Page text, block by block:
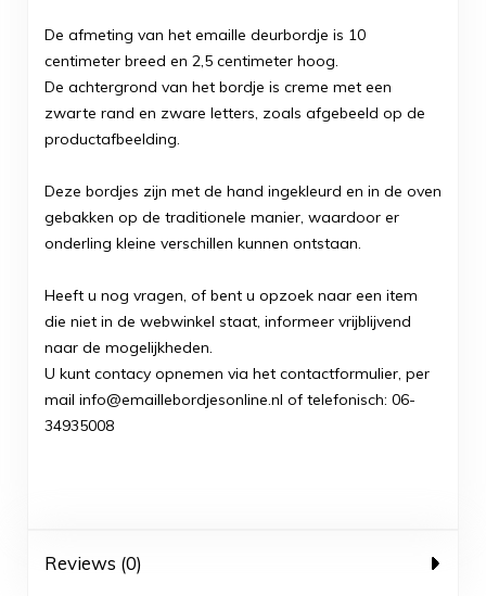
De afmeting van het emaille deurbordje is 10
centimeter breed en 2,5 centimeter hoog.
De achtergrond van het bordje is creme met een
zwarte rand en zware letters, zoals afgebeeld op de
productafbeelding.
Deze bordjes zijn met de hand ingekleurd en in de oven
gebakken op de traditionele manier, waardoor er
onderling kleine verschillen kunnen ontstaan.
Heeft u nog vragen, of bent u opzoek naar een item
die niet in de webwinkel staat, informeer vrijblijvend
naar de mogelijkheden.
U kunt contacy opnemen via het contactformulier, per
mail info@emaillebordjesonline.nl of telefonisch: 06-
34935008
Reviews (0)